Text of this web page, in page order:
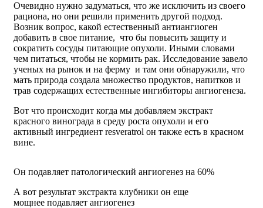
Очевидно нужно задуматься, что же исключить из своего
рациона, но они решили применить другой подход.
Возник вопрос, какой естественный антиангиоген
добавить в свое питание, что бы повысить защиту и
сократить сосуды питающие опухоли. Иными словами
чем питаться, чтобы не кормить рак. Исследование завело
ученых на рынок и на ферму и там они обнаружили, что
мать природа создала множество продуктов, напитков и
трав содержащих естественные ингибиторы ангиогенеза.
Вот что происходит когда мы добавляем экстракт
красного винограда в среду роста опухоли и его
активный ингредиент resveratrol он также есть в красном
вине.
Он подавляет патологический ангиогенез на 60%
А вот результат экстракта клубники он еще
мощнее подавляет ангиогенез